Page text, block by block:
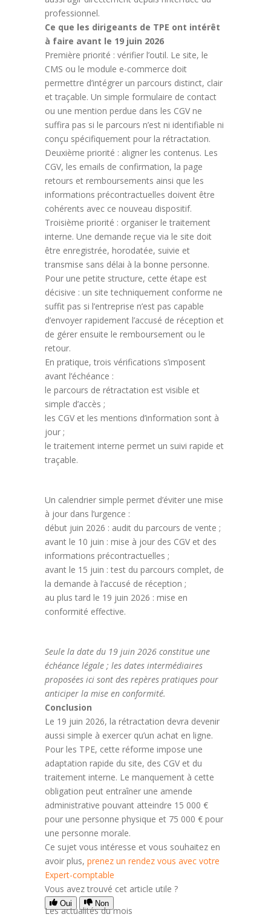
professionnel.
Ce que les dirigeants de TPE ont intérêt
à faire avant le 19 juin 2026
Première priorité : vérifier l’outil. Le site, le
CMS ou le module e-commerce doit
permettre d’intégrer un parcours distinct, clair
et traçable. Un simple formulaire de contact
ou une mention perdue dans les CGV ne
suffira pas si le parcours n’est ni identifiable ni
conçu spécifiquement pour la rétractation.
Deuxième priorité : aligner les contenus. Les
CGV, les emails de confirmation, la page
retours et remboursements ainsi que les
informations précontractuelles doivent être
cohérents avec ce nouveau dispositif.
Troisième priorité : organiser le traitement
interne. Une demande reçue via le site doit
être enregistrée, horodatée, suivie et
transmise sans délai à la bonne personne.
Pour une petite structure, cette étape est
décisive : un site techniquement conforme ne
suffit pas si l’entreprise n’est pas capable
d’envoyer rapidement l’accusé de réception et
de gérer ensuite le remboursement ou le
retour.
En pratique, trois vérifications s’imposent
avant l’échéance :
le parcours de rétractation est visible et
simple d’accès ;
les CGV et les mentions d’information sont à
jour ;
le traitement interne permet un suivi rapide et
traçable.
Un calendrier simple permet d’éviter une mise
à jour dans l’urgence :
début juin 2026 : audit du parcours de vente ;
avant le 10 juin : mise à jour des CGV et des
informations précontractuelles ;
avant le 15 juin : test du parcours complet, de
la demande à l’accusé de réception ;
au plus tard le 19 juin 2026 : mise en
conformité effective.
Seule la date du 19 juin 2026 constitue une
échéance légale ; les dates intermédiaires
proposées ici sont des repères pratiques pour
anticiper la mise en conformité.
Conclusion
Le 19 juin 2026, la rétractation devra devenir
aussi simple à exercer qu’un achat en ligne.
Pour les TPE, cette réforme impose une
adaptation rapide du site, des CGV et du
traitement interne. Le manquement à cette
obligation peut entraîner une amende
administrative pouvant atteindre 15 000 €
pour une personne physique et 75 000 € pour
une personne morale.
Ce sujet vous intéresse et vous souhaitez en
avoir plus, prenez un rendez vous avec votre
Expert-comptable
Vous avez trouvé cet article utile ?
Oui Non
Les actualités du mois